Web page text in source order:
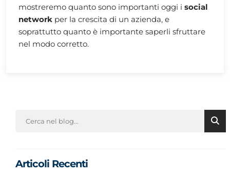
mostreremo quanto sono importanti oggi i social
network per la crescita di un azienda, e
soprattutto quanto è importante saperli sfruttare
nel modo corretto.
Articoli Recenti